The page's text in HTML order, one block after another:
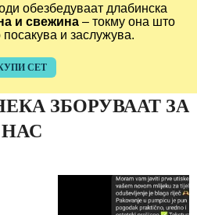
обезбедуваат длабинска
и свежина– токму она што
и заслужува.
СЕТ
ЗБОРУВААТ ЗА
НАС